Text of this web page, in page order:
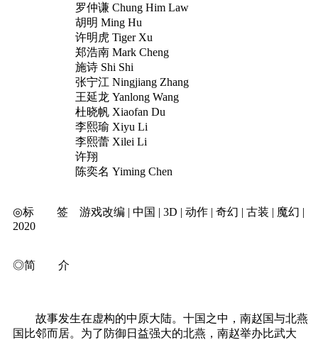
罗仲谦 Chung Him Law
胡明 Ming Hu
许明虎 Tiger Xu
郑浩南 Mark Cheng
施诗 Shi Shi
张宁江 Ningjiang Zhang
王延龙 Yanlong Wang
杜晓帆 Xiaofan Du
李熙瑜 Xiyu Li
李熙蕾 Xilei Li
许翔
陈奕名 Yiming Chen
◎标 签 游戏改编 | 中国 | 3D | 动作 | 奇幻 | 古装 | 魔幻 |
2020
◎简 介
故事发生在虚构的中原大陆。十国之中，南赵国与北燕
国比邻而居。为了防御日益强大的北燕，南赵举办比武大